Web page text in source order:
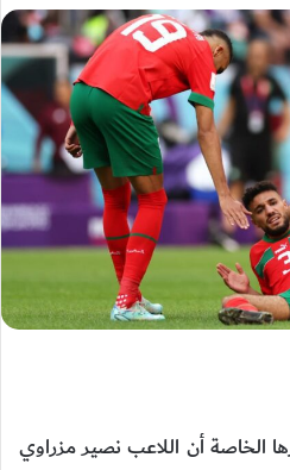
الخاصة أن اللاعب نصير مزراوي